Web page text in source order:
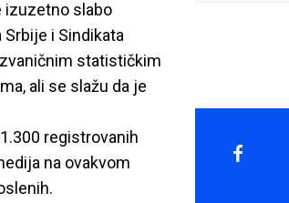
izuzetno slabo
i Sindikata
zvaničnim statističkim
ali se slažu da je
registrovanih
na ovakvom